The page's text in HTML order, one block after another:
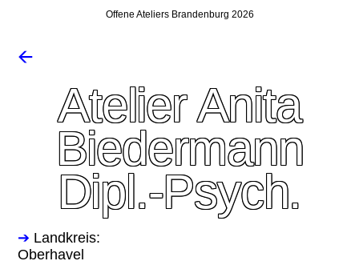
Offene Ateliers Brandenburg 2026
🡨
Atelier Anita
Biedermann
Dipl.-Psych.
➔ Landkreis:
Oberhavel